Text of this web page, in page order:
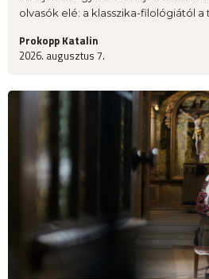
olvasók elé: a klasszika-filológiától a
Prokopp Katalin
2026. augusztus 7.